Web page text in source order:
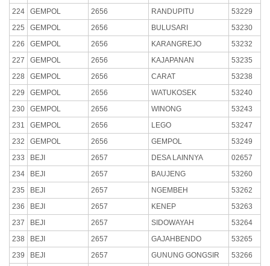
224
GEMPOL 2656 RANDUPITU
53229
225
GEMPOL 2656 BULUSARI
53230
226
GEMPOL 2656 KARANGREJO
53232
227
GEMPOL 2656 KAJAPANAN
53235
228
GEMPOL 2656 CARAT
53238
229
GEMPOL 2656 WATUKOSEK
53240
230
GEMPOL 2656 WINONG
53243
231
GEMPOL 2656 LEGO
53247
232
GEMPOL 2656 GEMPOL
53249
233
BEJI 2657 DESA LAINNYA
02657
234
BEJI 2657 BAUJENG
53260
235
BEJI 2657 NGEMBEH
53262
236
BEJI 2657 KENEP
53263
237
BEJI 2657 SIDOWAYAH
53264
238
BEJI 2657 GAJAHBENDO
53265
239
BEJI 2657 GUNUNG GONGSIR
53266